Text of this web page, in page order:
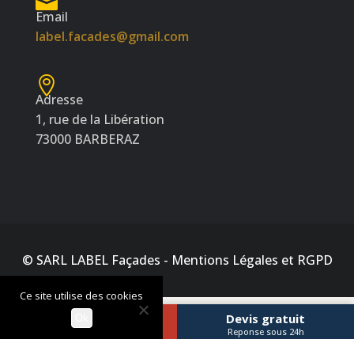
Email
label.facades@gmail.com
Adresse
1, rue de la Libération
73000 BARBERAZ
© SARL LABEL Façades - Mentions Légales et RGPD
06 10 23 52 42
Devis gratuit
Reponse sous 24h
Ce site utilise des cookies